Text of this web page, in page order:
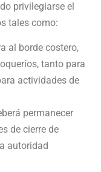
privilegiarse el
tales como:
al borde costero,
tanto para
actividades de
permanecer
de cierre de
autoridad